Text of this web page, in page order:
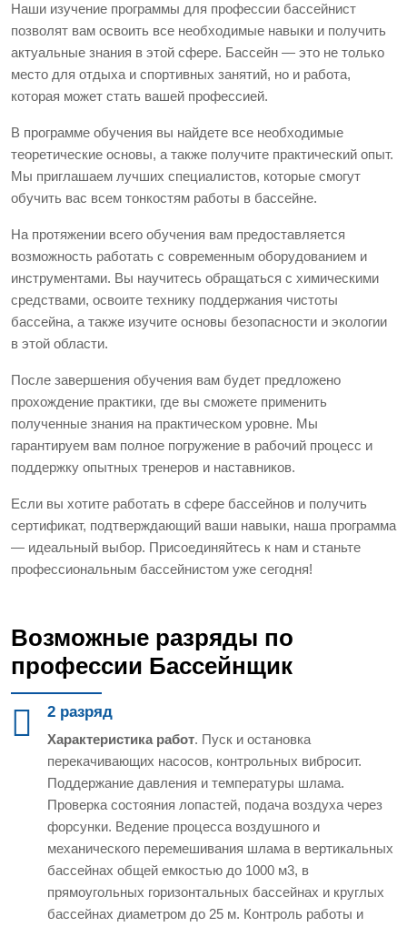
Наши изучение программы для профессии бассейнист
позволят вам освоить все необходимые навыки и получить
актуальные знания в этой сфере. Бассейн — это не только
место для отдыха и спортивных занятий, но и работа,
которая может стать вашей профессией.
В программе обучения вы найдете все необходимые
теоретические основы, а также получите практический опыт.
Мы приглашаем лучших специалистов, которые смогут
обучить вас всем тонкостям работы в бассейне.
На протяжении всего обучения вам предоставляется
возможность работать с современным оборудованием и
инструментами. Вы научитесь обращаться с химическими
средствами, освоите технику поддержания чистоты
бассейна, а также изучите основы безопасности и экологии
в этой области.
После завершения обучения вам будет предложено
прохождение практики, где вы сможете применить
полученные знания на практическом уровне. Мы
гарантируем вам полное погружение в рабочий процесс и
поддержку опытных тренеров и наставников.
Если вы хотите работать в сфере бассейнов и получить
сертификат, подтверждающий ваши навыки, наша программа
— идеальный выбор. Присоединяйтесь к нам и станьте
профессиональным бассейнистом уже сегодня!
Возможные разряды по
профессии Бассейнщик
2 разряд
Характеристика работ. Пуск и остановка
перекачивающих насосов, контрольных вибросит.
Поддержание давления и температуры шлама.
Проверка состояния лопастей, подача воздуха через
форсунки. Ведение процесса воздушного и
механического перемешивания шлама в вертикальных
бассейнах общей емкостью до 1000 м3, в
прямоугольных горизонтальных бассейнах и круглых
бассейнах диаметром до 25 м. Контроль работы и